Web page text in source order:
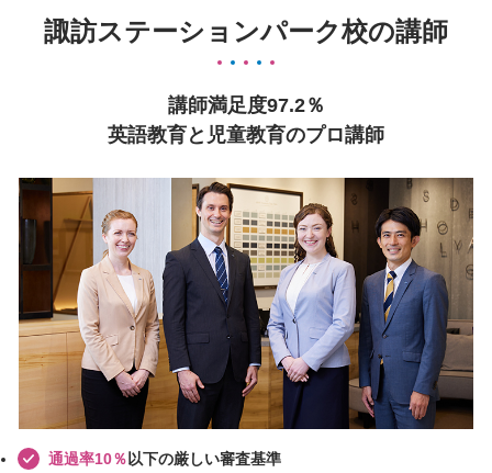
諏訪ステーションパーク校の講師
講師満足度97.2％
英語教育と児童教育のプロ講師
通過率10％以下の厳しい審査基準